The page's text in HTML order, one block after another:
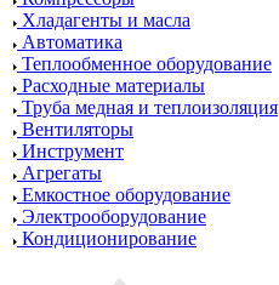
Хладагенты и масла
Автоматика
Теплообменное оборудование
Расходные материалы
Труба медная и теплоизоляция
Вентиляторы
Инструмент
Агрегаты
Емкостное оборудование
Электрооборудование
Кондиционирование